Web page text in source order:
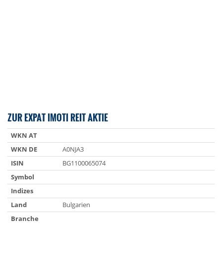
ZUR EXPAT IMOTI REIT AKTIE
WKN AT
WKN DE
A0NJA3
ISIN
BG1100065074
Symbol
Indizes
Land
Bulgarien
Branche